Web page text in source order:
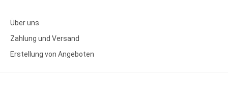
Über uns
Zahlung und Versand
Erstellung von Angeboten